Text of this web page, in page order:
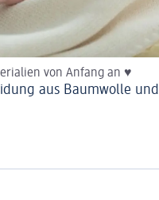
von Anfang an ♥
aus Baumwolle und